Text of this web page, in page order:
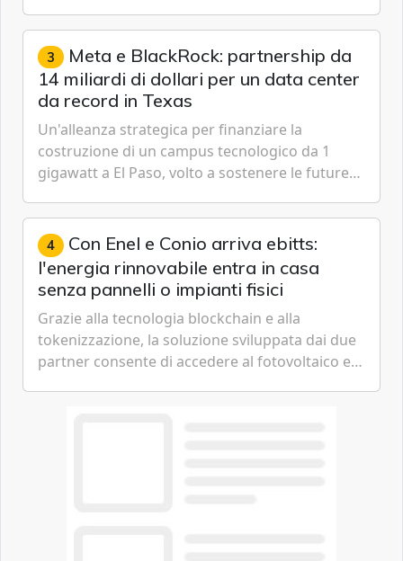
gestione continua del rischio.
3 Meta e BlackRock: partnership da
14 miliardi di dollari per un data center
da record in Texas
Un'alleanza strategica per finanziare la
costruzione di un campus tecnologico da 1
gigawatt a El Paso, volto a sostenere le future
artificiale dell'azienda di Mark Zuckerberg.
4 Con Enel e Conio arriva ebitts:
l'energia rinnovabile entra in casa
senza pannelli o impianti fisici
Grazie alla tecnologia blockchain e alla
tokenizzazione, la soluzione sviluppata dai due
partner consente di accedere al fotovoltaico e